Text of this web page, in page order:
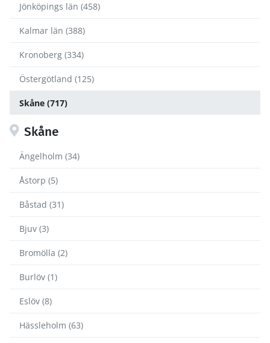
Jönköpings län (458)
Kalmar län (388)
Kronoberg (334)
Östergötland (125)
Skåne (717)
Skåne
Ängelholm (34)
Åstorp (5)
Båstad (31)
Bjuv (3)
Bromölla (2)
Burlöv (1)
Eslöv (8)
Hässleholm (63)